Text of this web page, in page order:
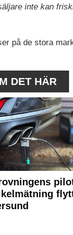
inte kan
på de stora
DET HÄR